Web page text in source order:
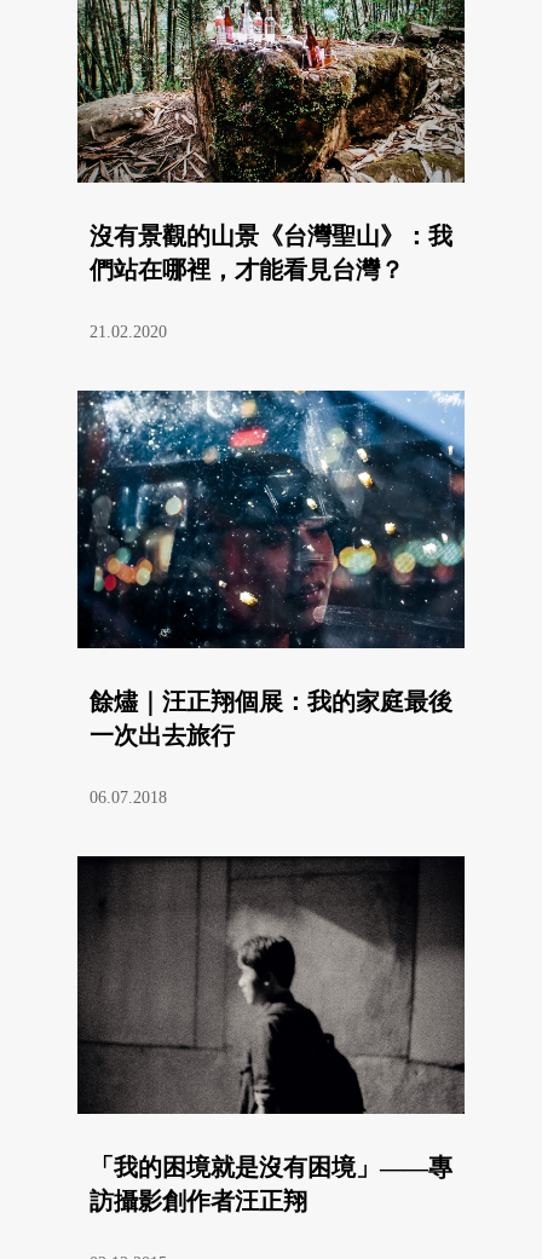
沒有景觀的山景《台灣聖山》：我
們站在哪裡，才能看見台灣？
21.02.2020
餘燼｜汪正翔個展：我的家庭最後
一次出去旅行
06.07.2018
「我的困境就是沒有困境」——專
訪攝影創作者汪正翔